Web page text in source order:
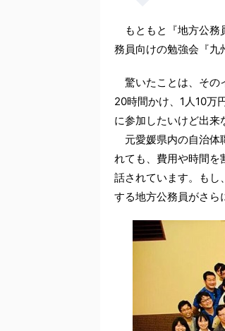
もともと『地方公務
務員向けの勉強会『九
驚いたことは、その
20時間かけ、1人10万
に参加したいけど出来
元愛媛県内の自治体
れても、費用や時間を
話されています。もし
する地方公務員がさら